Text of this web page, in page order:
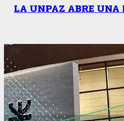
LA UNPAZ ABRE UNA